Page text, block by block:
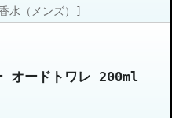
水（メンズ）]
オードトワレ 200ml